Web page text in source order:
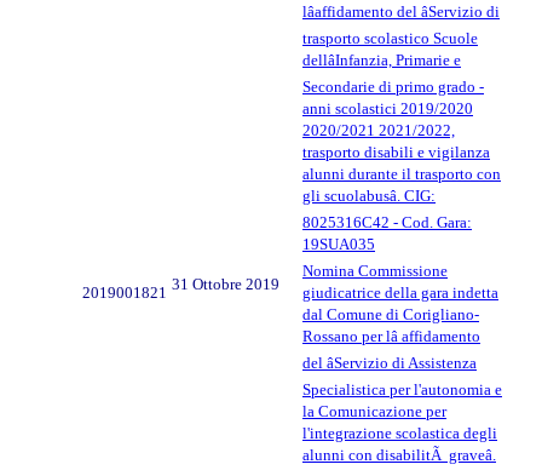
lâaffidamento del âServizio di
trasporto scolastico Scuole
dellâInfanzia, Primarie e
Secondarie di primo grado -
anni scolastici 2019/2020
2020/2021 2021/2022,
trasporto disabili e vigilanza
alunni durante il trasporto con
gli scuolabusâ. CIG:
8025316C42 - Cod. Gara:
19SUA035
2019001821 31 Ottobre 2019
Nomina Commissione
giudicatrice della gara indetta
dal Comune di Corigliano-
Rossano per lâ affidamento
del âServizio di Assistenza
Specialistica per l'autonomia e
la Comunicazione per
l'integrazione scolastica degli
alunni con disabilitÃ graveâ.